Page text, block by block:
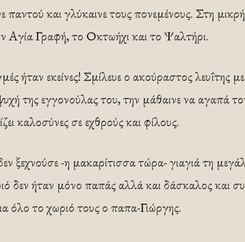
παντού και γλύκαινε τους πονεμένους. Στη
Αγία Γραφή, το Οκτωήχι και το Ψαλτήρι.
ήταν εκείνες! Σμίλευε ο ακούραστος
της εγγονούλας του, την μάθαινε να αγαπά
καλοσύνες σε εχθρούς και φίλους.
ξεχνούσε -η μακαρίτισσα τώρα- γιαγιά τη
δεν ήταν μόνο παπάς αλλά και δάσκαλος και
όλο το χωριό τους ο παπα-Γιώργης.